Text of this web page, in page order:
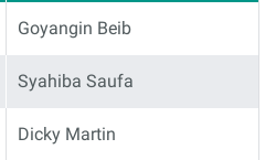
Goyangin Beib
Syahiba Saufa
Dicky Martin